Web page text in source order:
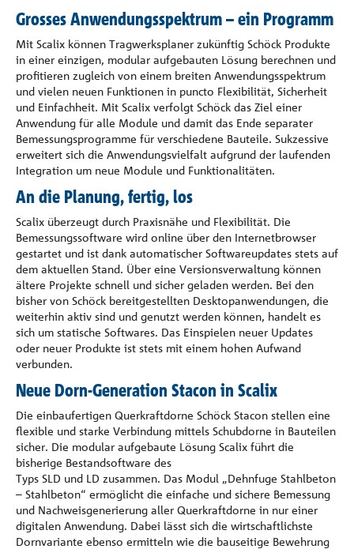
Grosses Anwendungsspektrum – ein Programm
Mit Scalix können Tragwerksplaner zukünftig Schöck Produkte
in einer einzigen, modular aufgebauten Lösung berechnen und
profitieren zugleich von einem breiten Anwendungsspektrum
und vielen neuen Funktionen in puncto Flexibilität, Sicherheit
und Einfachheit. Mit Scalix verfolgt Schöck das Ziel einer
Anwendung für alle Module und damit das Ende separater
Bemessungsprogramme für verschiedene Bauteile. Sukzessive
erweitert sich die Anwendungsvielfalt aufgrund der laufenden
Integration um neue Module und Funktionalitäten.
An die Planung, fertig, los
Scalix überzeugt durch Praxisnähe und Flexibilität. Die
Bemessungssoftware wird online über den Internetbrowser
gestartet und ist dank automatischer Softwareupdates stets auf
dem aktuellen Stand. Über eine Versionsverwaltung können
ältere Projekte schnell und sicher geladen werden. Bei den
bisher von Schöck bereitgestellten Desktopanwendungen, die
weiterhin aktiv sind und genutzt werden können, handelt es
sich um statische Softwares. Das Einspielen neuer Updates
oder neuer Produkte ist stets mit einem hohen Aufwand
verbunden.
Neue Dorn-Generation Stacon in Scalix
Die einbaufertigen Querkraftdorne Schöck Stacon stellen eine
flexible und starke Verbindung mittels Schubdorne in Bauteilen
sicher. Die modular aufgebaute Lösung Scalix führt die
bisherige Bestandsoftware des
Typs SLD und LD zusammen. Das Modul „Dehnfuge Stahlbeton
– Stahlbeton“ ermöglicht die einfache und sichere Bemessung
und Nachweisgenerierung aller Querkraftdorne in nur einer
digitalen Anwendung. Dabei lässt sich die wirtschaftlichste
Dornvariante ebenso ermitteln wie die bauseitige Bewehrung